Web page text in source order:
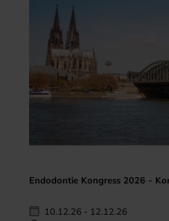
Endodontie Kongress 2026 -
10.12.26 - 12.12.26